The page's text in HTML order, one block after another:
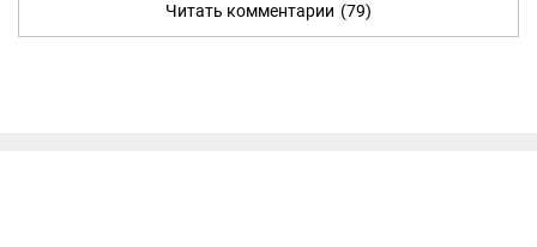
Читать комментарии (79)